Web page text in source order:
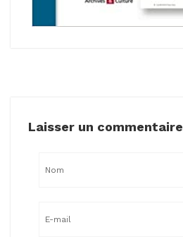
Laisser un commentaire